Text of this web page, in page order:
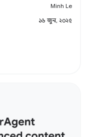
Minh Le
১৬ জুন, ২০২৫